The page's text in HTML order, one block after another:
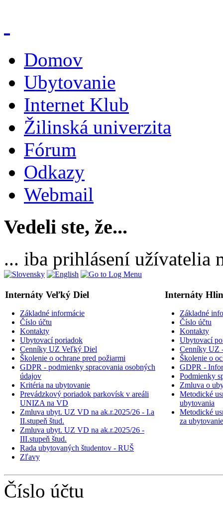
Domov
Ubytovanie
Internet Klub
Žilinská univerzita
Fórum
Odkazy
Webmail
Vedeli ste, že...
... iba prihlásení užívatelia
Internáty Veľký Diel Internáty
Základné informácie
Číslo účtu
Kontakty
Ubytovací poriadok
Cenníky UZ Veľký Diel
Školenie o ochrane pred požiarmi
GDPR - podmienky spracovania osobných
údajov
Kritéria na ubytovanie
Prevádzkový poriadok parkovísk v areáli
UNIZA na VD
Zmluva ubyt. UZ VD na ak.r.2025/26 - I.a
II.stupeň štud.
Zmluva ubyt. UZ VD na ak.r.2025/26 -
III.stupeň štud.
Rada ubytovaných študentov - RUŠ
Zľavy
Základné
Číslo účtu
Kontakty
Ubytovací
Cenníky UZ
Školenie o
GDPR -
Podmienky
Zmluva o
Metodické
ubytovania
Metodické
za ubytovanie
Číslo účtu